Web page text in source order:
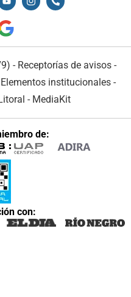
- Receptorías de avisos -
Elementos institucionales -
- MediaKit
de:
con: